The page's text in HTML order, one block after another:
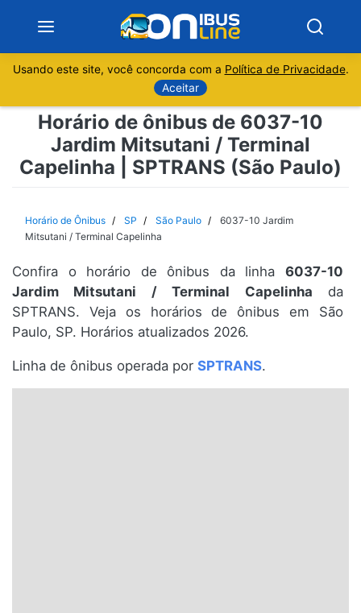
Sobre
Minas Gerais
Espírito Santo
Paraná
Santa Catarina
Usando este site, você concorda com a Política de Privacidade.
Aceitar
Horário de ônibus de 6037-10
Jardim Mitsutani / Terminal
Capelinha | SPTRANS (São Paulo)
Horário de Ônibus SP São Paulo
6037-10 Jardim
Mitsutani / Terminal Capelinha
Confira o horário de ônibus da linha 6037-10
Jardim Mitsutani / Terminal Capelinha da
SPTRANS. Veja os horários de ônibus em São
Paulo, SP. Horários atualizados 2026.
Linha de ônibus operada por SPTRANS.